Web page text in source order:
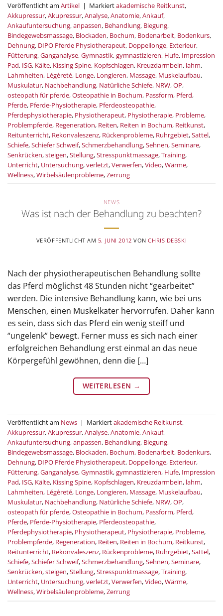
Veröffentlicht am Artikel | Markiertakademische Reitkunst,
Akkupressur,Akupressur,Analyse,Anatomie,Ankauf,
Ankaufuntersuchung,anpassen, Behandlung, Biegung,
Bindegewebsmassage, Blockaden, Bochum, Bodenarbeit, Bodenkurs,
Dehnung, DIPO Pferde Physiotherapeut, Doppellonge, Exterieur,
Fütterung,Ganganalyse,Gymnastik,gymnastizieren, Hufe, Impression
Pad, ISG, Kälte, Kissing Spine, Kopfschlagen, Kreuzdarmbein, lahm,
Lahmheiten, Légèreté, Longe, Longieren, Massage, Muskelaufbau,
Muskulatur, Nachbehandlung, Natürliche Schiefe, NRW,OP,
osteopath für pferde,Osteopathie in Bochum, Passform, Pferd,
Pferde, Pferde-Physiotherapie, Pferdeosteopathie,
Pferdephysiotherapie, Physiotherapeut, Physiotherapie, Probleme,
Problempferde, Regeneration, Reiten, Reiten in Bochum, Reitkunst,
Reitunterricht, Rekonvaleszenz, Rückenprobleme, Ruhrgebiet,Sattel,
Schiefe,Schiefer Schweif,Schmerzbehandlung,Sehnen,Seminare,
Senkrücken,steigen,Stellung,Stresspunktmassage,Training,
Unterricht, Untersuchung,verletzt,Verwerfen,Video,Wärme,
Wellness,Wirbelsäulenprobleme,Zerrung
NEWS
Was ist nach der Behandlung zu beachten?
VERÖFFENTLICHT AM 5. JUNI 2012 VONCHRIS DEBSKI
Nach der physiotherapeutischen Behandlung sollte
das Pferd möglichst 48 Stunden nicht “gearbeitet”
werden. Die intensive Behandlung kann, wie bei uns
Menschen, einen Muskelkater hervorrufen. Daher kann
es sein, dass sich das Pferd ein wenig steiff und
“ungelenk” bewegt. Ferner muss es sich nach einer
erfolgreichen Behandlung erst einmal an das neue
Körpergefühl gewöhnen, denn die […]
WEITERLESEN →
Veröffentlicht am News | Markiertakademische Reitkunst,
Akkupressur,Akupressur,Analyse,Anatomie,Ankauf,
Ankaufuntersuchung,anpassen, Behandlung, Biegung,
Bindegewebsmassage, Blockaden, Bochum, Bodenarbeit, Bodenkurs,
Dehnung, DIPO Pferde Physiotherapeut, Doppellonge, Exterieur,
Fütterung,Ganganalyse,Gymnastik,gymnastizieren, Hufe, Impression
Pad, ISG, Kälte, Kissing Spine, Kopfschlagen, Kreuzdarmbein, lahm,
Lahmheiten, Légèreté, Longe, Longieren, Massage, Muskelaufbau,
Muskulatur, Nachbehandlung, Natürliche Schiefe, NRW,OP,
osteopath für pferde,Osteopathie in Bochum, Passform, Pferd,
Pferde, Pferde-Physiotherapie, Pferdeosteopathie,
Pferdephysiotherapie, Physiotherapeut, Physiotherapie, Probleme,
Problempferde, Regeneration, Reiten, Reiten in Bochum, Reitkunst,
Reitunterricht, Rekonvaleszenz, Rückenprobleme, Ruhrgebiet,Sattel,
Schiefe,Schiefer Schweif,Schmerzbehandlung,Sehnen,Seminare,
Senkrücken,steigen,Stellung,Stresspunktmassage,Training,
Unterricht, Untersuchung,verletzt,Verwerfen,Video,Wärme,
Wellness,Wirbelsäulenprobleme,Zerrung